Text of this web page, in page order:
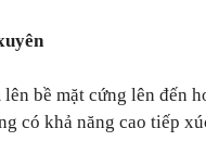
bề mặt cứng lên đến
có khả năng cao tiếp